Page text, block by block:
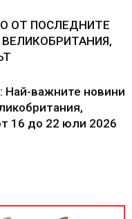
ОТ ПОСЛЕДНИТЕ
Най-важните новини
16 до 22 юли 2026